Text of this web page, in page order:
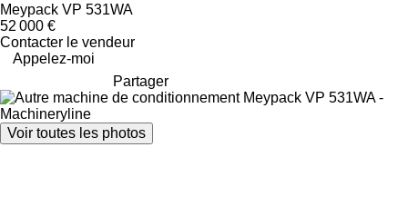
Meypack VP 531WA
52 000 €
Contacter le vendeur
Appelez-moi
Partager
Voir toutes les photos